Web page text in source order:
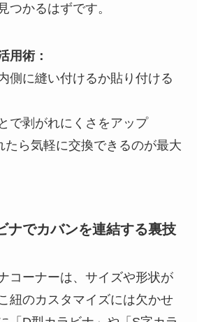
つかるはずです。
用術：
側に縫い付けるか貼り付ける
で剥がれにくさをアップ
たら気軽に交換できるのが最大
ナでカバンを連結する裏技
コーナーは、サイズや形状が
紐のカスタマイズには欠かせ